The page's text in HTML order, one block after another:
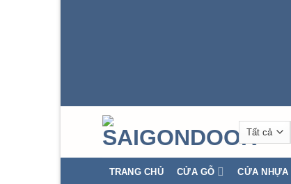
TRANG CHỦ CỬA GỖ CỬA NHỰA